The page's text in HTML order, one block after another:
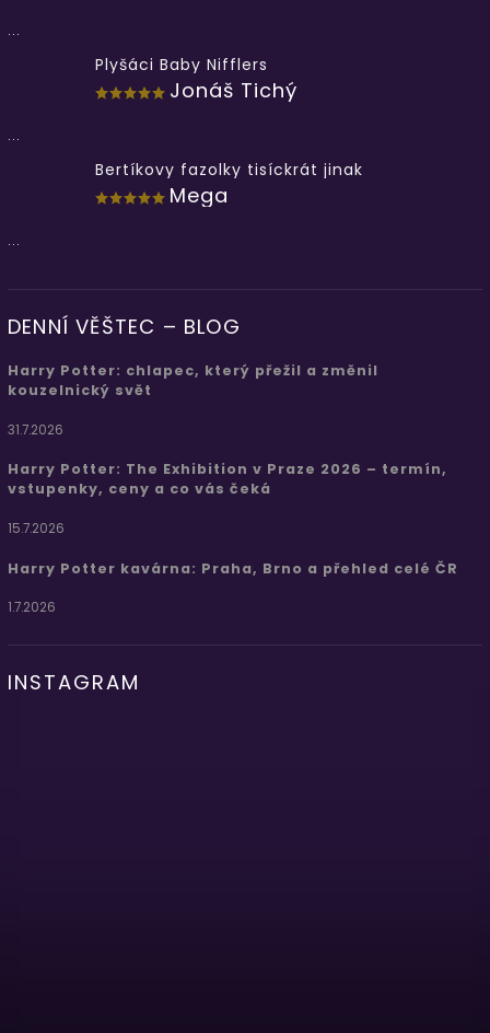
...
Plyšáci Baby Nifflers
Jonáš Tichý
...
Bertíkovy fazolky tisíckrát jinak
Mega
...
DENNÍ VĚŠTEC – BLOG
Harry Potter: chlapec, který přežil a změnil
kouzelnický svět
31.7.2026
Harry Potter: The Exhibition v Praze 2026 – termín,
vstupenky, ceny a co vás čeká
15.7.2026
Harry Potter kavárna: Praha, Brno a přehled celé ČR
1.7.2026
INSTAGRAM